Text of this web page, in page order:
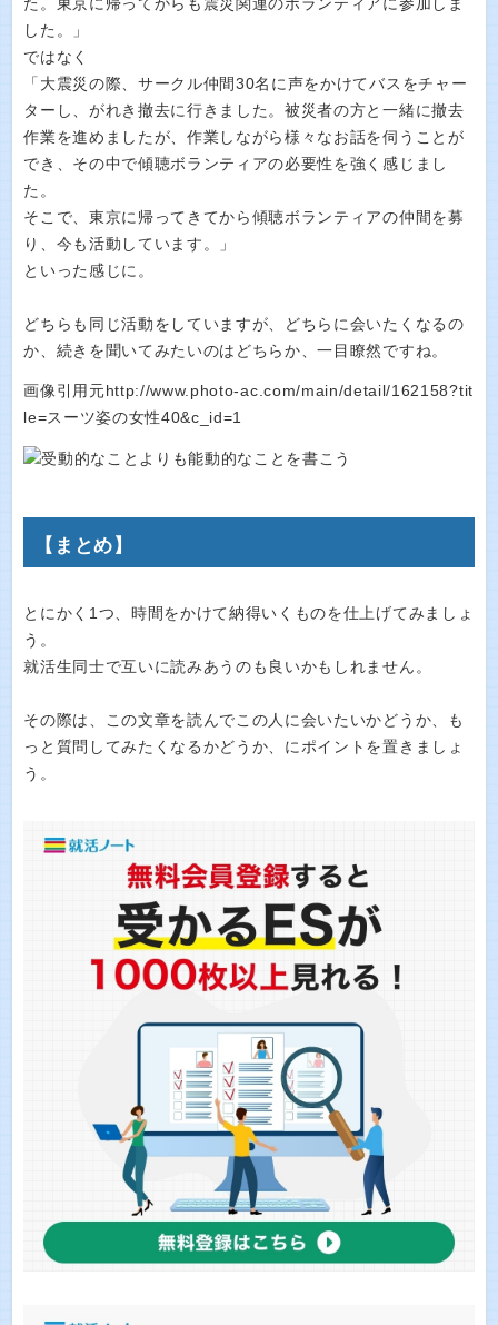
た。東京に帰ってからも震災関連のボランティアに参加しま
した。」
ではなく
「大震災の際、サークル仲間30名に声をかけてバスをチャー
ターし、がれき撤去に行きました。被災者の方と一緒に撤去
作業を進めましたが、作業しながら様々なお話を伺うことが
でき、その中で傾聴ボランティアの必要性を強く感じまし
た。
そこで、東京に帰ってきてから傾聴ボランティアの仲間を募
り、今も活動しています。」
といった感じに。
どちらも同じ活動をしていますが、どちらに会いたくなるの
か、続きを聞いてみたいのはどちらか、一目瞭然ですね。
画像引用元http://www.photo-ac.com/main/detail/162158?tit
le=スーツ姿の女性40&c_id=1
【まとめ】
とにかく1つ、時間をかけて納得いくものを仕上げてみましょ
う。
就活生同士で互いに読みあうのも良いかもしれません。
その際は、この文章を読んでこの人に会いたいかどうか、も
っと質問してみたくなるかどうか、にポイントを置きましょ
う。